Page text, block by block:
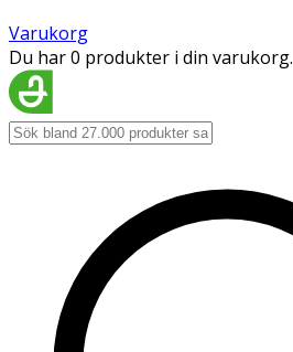
Varukorg
Du har 0 produkter i din varukorg.